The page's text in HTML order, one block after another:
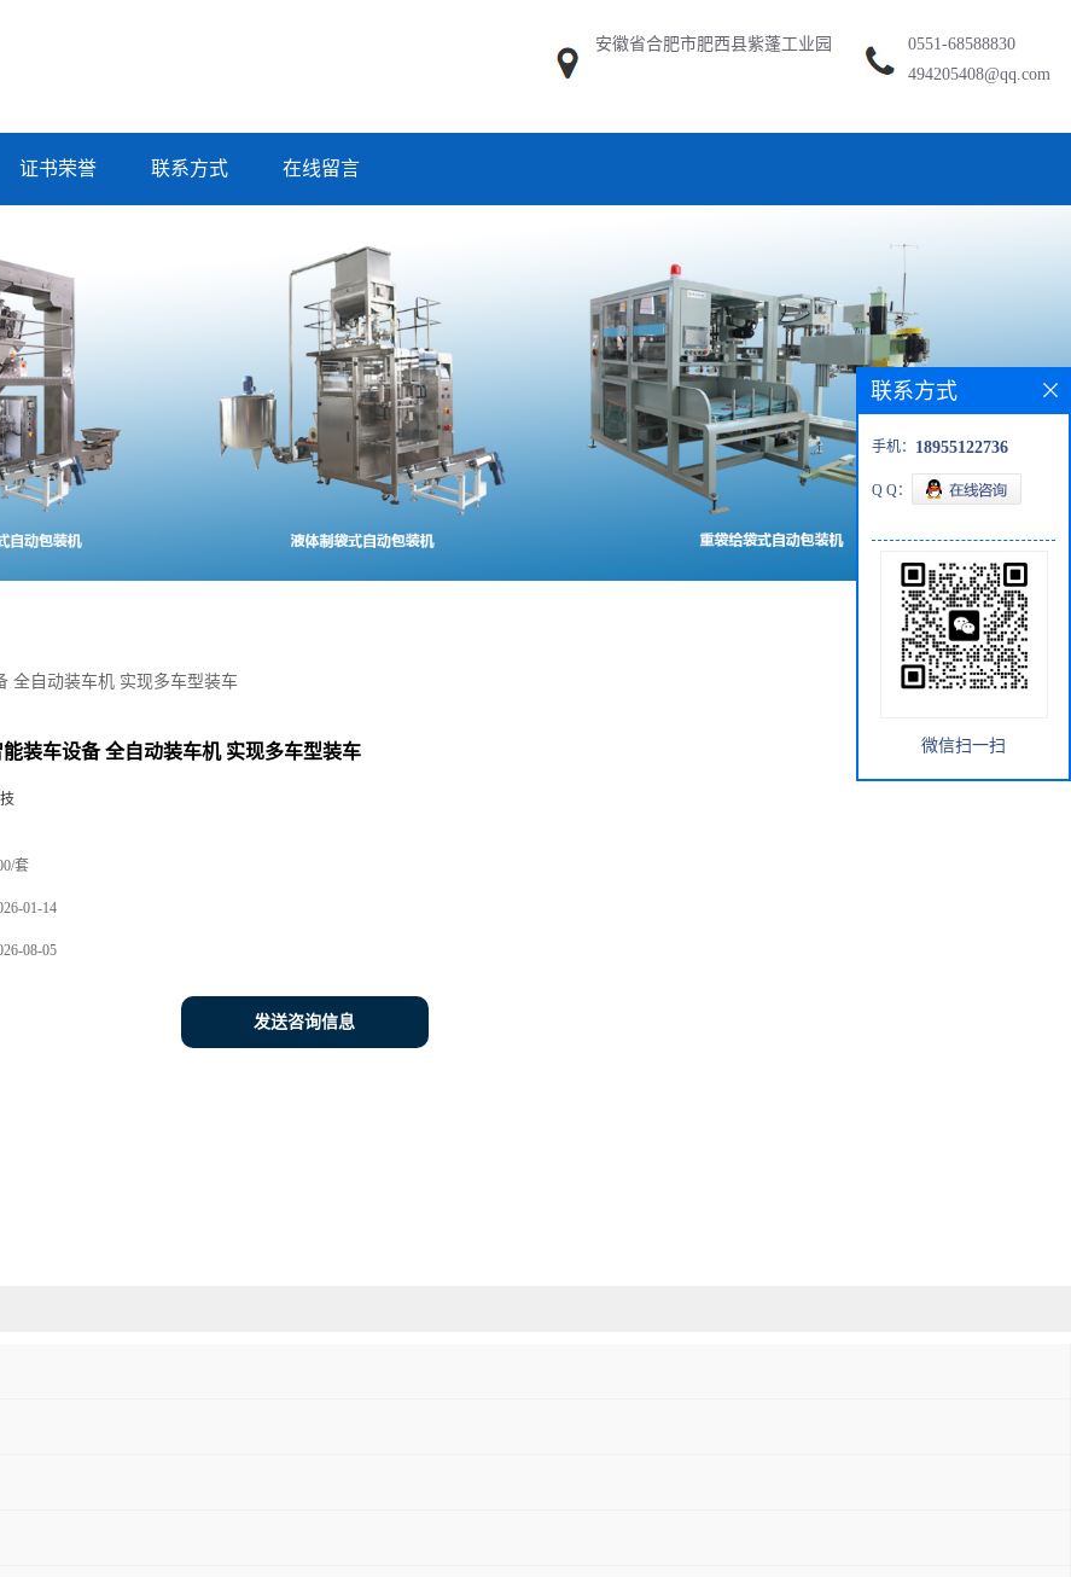
安徽省合肥市肥西县紫蓬工业园
0551-68588830
494205408@qq.com
证书荣誉 联系方式 在线留言
全自动装车机 实现多车型装车
装车设备 全自动装车机 实现多车型装车
套
01-14
08-05
发送咨询信息
联系方式
手机： 18955122736
Q Q：
微信扫一扫